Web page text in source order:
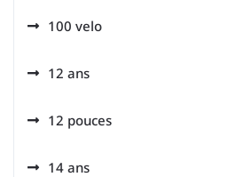
100 velo
12 ans
12 pouces
14 ans